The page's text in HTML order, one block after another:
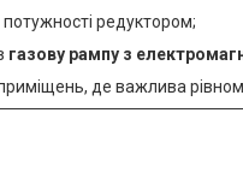
редуктором;
газову рампу з
де важлива